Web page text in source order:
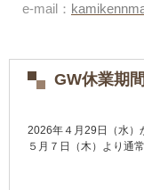
e-mail：
GW休業期
2026年４月29日（水）
５月７日（木）より通